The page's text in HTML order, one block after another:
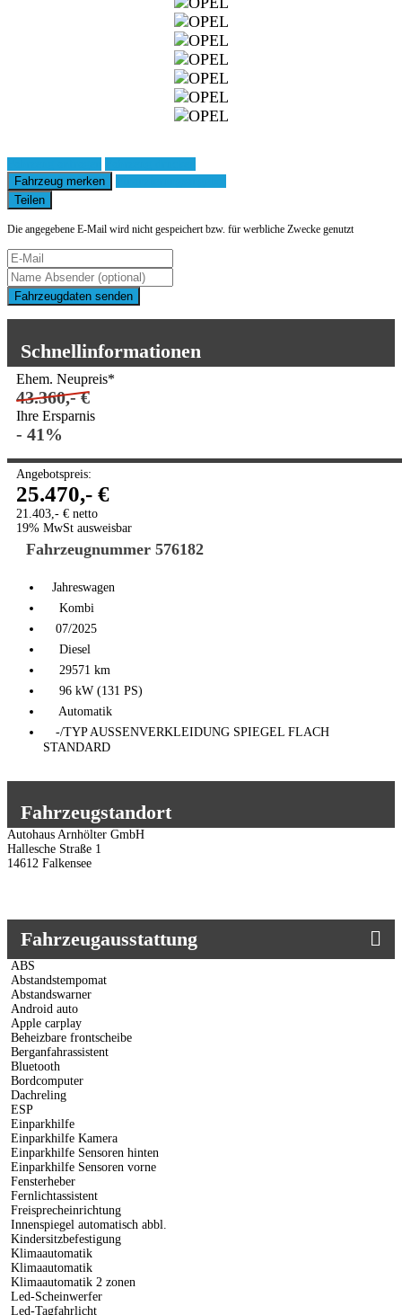
Fahrzeug merken
Teilen
Die angegebene E-Mail wird nicht gespeichert bzw. für werbliche Zwecke genutzt
Fahrzeugdaten senden
Schnellinformationen
Ehem. Neupreis*
43.360,- €
Ihre Ersparnis
- 41%
Angebotspreis:
25.470,- €
21.403,- € netto
19% MwSt ausweisbar
Fahrzeugnummer 576182
Jahreswagen
Kombi
07/2025
Diesel
29571 km
96 kW (131 PS)
Automatik
-/TYP AUSSENVERKLEIDUNG SPIEGEL FLACH
STANDARD
Fahrzeugstandort
Autohaus Arnhölter GmbH
Hallesche Straße 1
14612 Falkensee
Fahrzeugausstattung
ABS
Abstandstempomat
Abstandswarner
Android auto
Apple carplay
Beheizbare frontscheibe
Berganfahrassistent
Bluetooth
Bordcomputer
Dachreling
ESP
Einparkhilfe
Einparkhilfe Kamera
Einparkhilfe Sensoren hinten
Einparkhilfe Sensoren vorne
Fensterheber
Fernlichtassistent
Freisprecheinrichtung
Innenspiegel automatisch abbl.
Kindersitzbefestigung
Klimaautomatik
Klimaautomatik
Klimaautomatik 2 zonen
Led-Scheinwerfer
Led-Tagfahrlicht